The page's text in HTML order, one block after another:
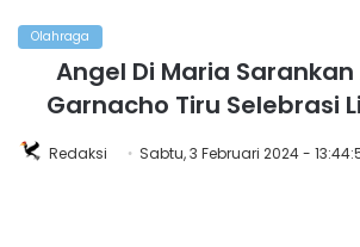
Olahraga
Angel Di Maria
Garnacho Tiru Selebrasi
Redaksi Sabtu, 3 Februari 2024 -